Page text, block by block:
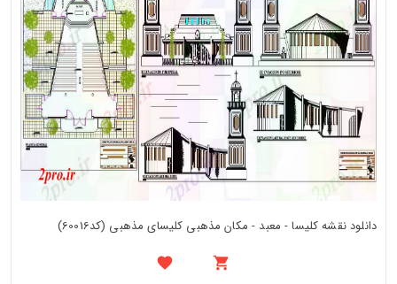
دانلود نقشه کلیسا - معبد - مکان مذهبی کلیسای مذهبی (کد60016)